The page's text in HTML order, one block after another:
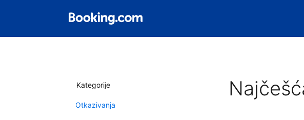
Kategorije
Otkazivanja